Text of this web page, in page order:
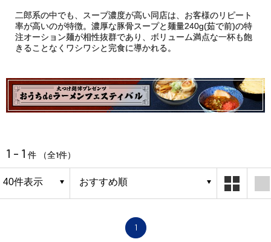
二郎系の中でも、スープ濃度が高い同店は、お客様のリピート
率が高いのが特徴。濃厚な豚骨スープと麺量240g(茹で前)の特
注オーション麺が相性抜群であり、ボリューム満点な一杯も飽
きることなくワシワシと完食に導かれる。
1 - 1 件 （全1件）
1